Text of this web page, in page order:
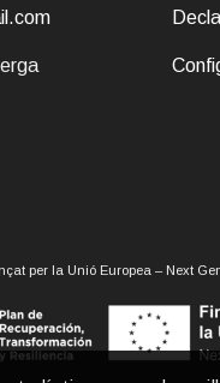
per la Unió Europea – Next